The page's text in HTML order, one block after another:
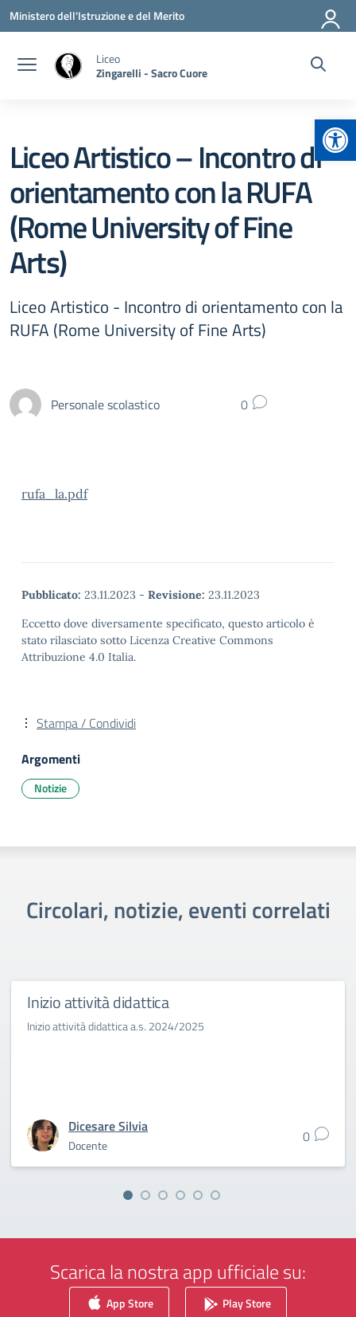
Vai ai contenuti
Vai al menu di navigazione
Vai al footer
Ministero dell'Istruzione e del Merito
Liceo
Zingarelli - Sacro Cuore
Liceo Artistico – Incontro di
orientamento con la RUFA
(Rome University of Fine
Arts)
Liceo Artistico - Incontro di orientamento con la
RUFA (Rome University of Fine Arts)
Personale scolastico 0
rufa_la.pdf
Pubblicato: 23.11.2023 - Revisione: 23.11.2023
Eccetto dove diversamente specificato, questo articolo è
stato rilasciato sotto Licenza Creative Commons
Attribuzione 4.0 Italia.
Stampa / Condividi
Argomenti
Notizie
Circolari, notizie, eventi correlati
Inizio attività didattica
Inizio attività didattica a.s. 2024/2025
Dicesare Silvia
Docente 0
Scarica la nostra app ufficiale su:
App Store Play Store